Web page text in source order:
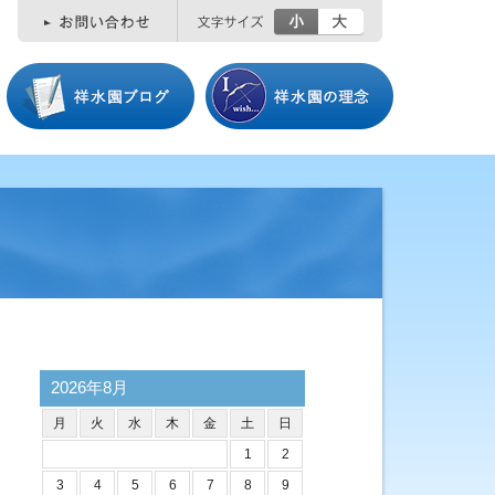
小
2026年8月
月 火 水 木 金 土
日
1
2
3
4 5 6 7 8 9